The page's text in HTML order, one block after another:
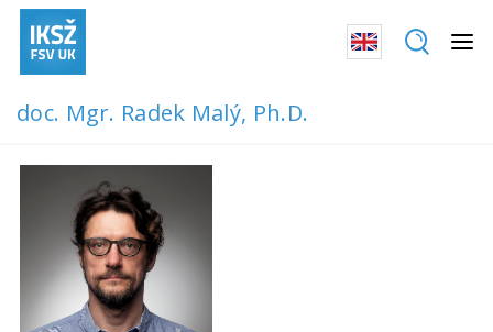
doc. Mgr. Radek Malý, Ph.D.